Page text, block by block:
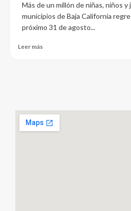
Más de un millón de niñas, niños
municipios de Baja California
próximo 31 de agosto...
Leer más